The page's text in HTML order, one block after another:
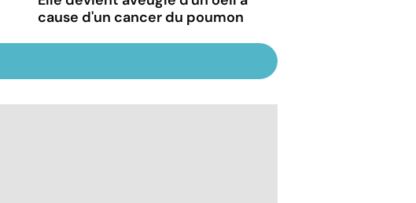
cause d'un cancer du poumon